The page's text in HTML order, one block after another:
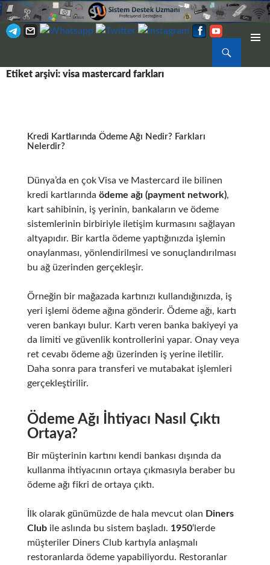
ATLA
Etiket arşivi: visa mastercard farkları
Kredi Kartlarında Ödeme Ağı Nedir? Farkları
Nelerdir?
Dünya’da en çok Visa ve Mastercard ile bilinen
kredi kartlarında ödeme ağı (payment network),
kart sahibinin, iş yerinin, bankaların ve ödeme
sistemlerinin birbiriyle iletişim kurmasını sağlayan
altyapıdır. Bir kartla ödeme yaptığınızda işlemin
onaylanması, yönlendirilmesi ve sonuçlandırılması
bu ağ üzerinden gerçekleşir.
Örneğin bir mağazada kartınızı kullandığınızda, iş
yeri işlemi ödeme ağına gönderir. Ödeme ağı, kartı
veren bankayı bulur. Kartı veren banka bakiyeyi ya
da limiti ve güvenlik kontrollerini yapar. Onay veya
ret cevabı ödeme ağı üzerinden iş yerine iletilir.
Daha sonra para transferi ve mutabakat işlemleri
gerçekleştirilir.
Ödeme Ağı İhtiyacı Nasıl Çıktı
Ortaya?
Bir müşterinin kartını kendi bankası dışında da
kullanma ihtiyacının ortaya çıkmasıyla beraber bu
ödeme ağı fikri de ortaya çıktı.
İlk olarak günümüzde de hala mevcut olan Diners
Clubile aslında bu sistem başladı. 1950‘lerde
müşteriler Diners Club kartıyla anlaşmalı
restoranlarda ödeme yapabiliyordu. Restoranlar